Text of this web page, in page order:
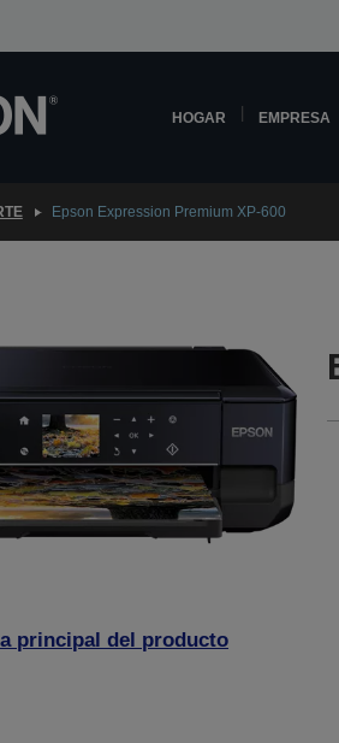
HOGAR EMPRESA
Epson Expression Premium XP-600
principal del producto